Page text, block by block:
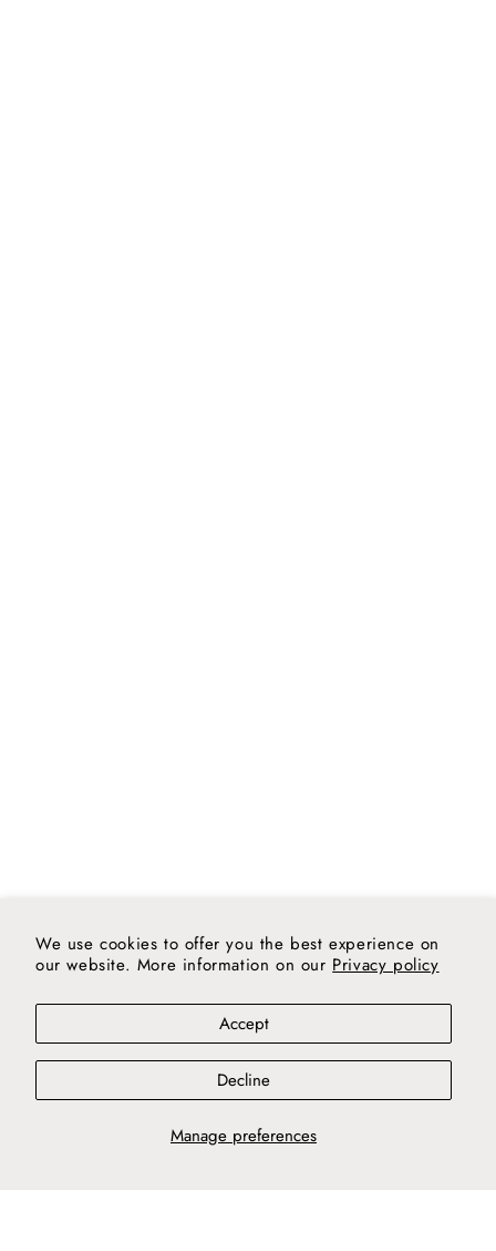
We use cookies to offer you the best experience on
our website. More information on our Privacy policy
Manage preferences
Accept
Decline